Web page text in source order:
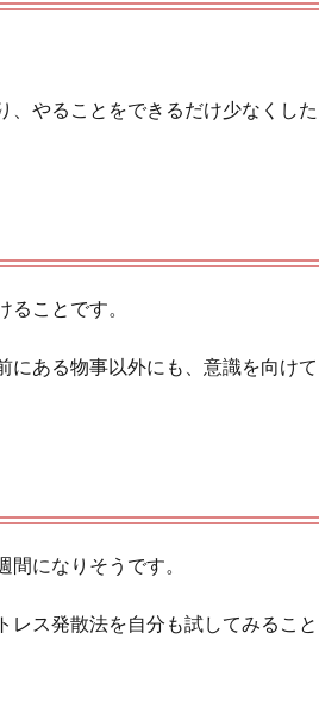
、やることをできるだけ少なくした
ことです。
にある物事以外にも、意識を向けて
になりそうです。
レス発散法を自分も試してみること